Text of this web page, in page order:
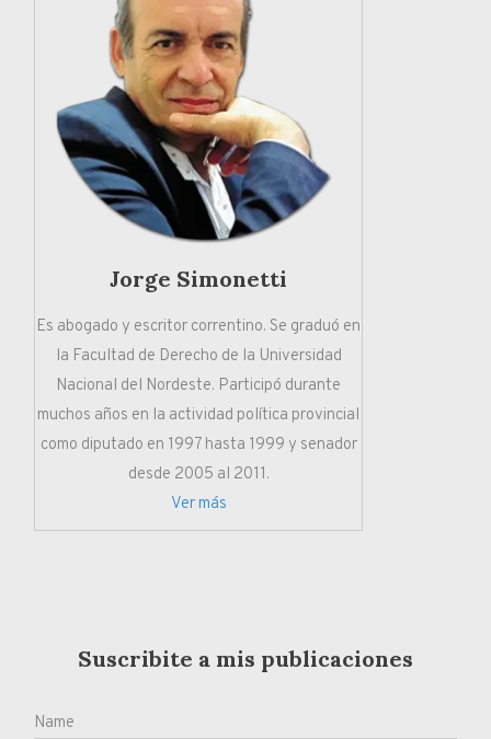
Jorge Simonetti
Es abogado y escritor correntino. Se graduó en
la Facultad de Derecho de la Universidad
Nacional del Nordeste. Participó durante
muchos años en la actividad política provincial
como diputado en 1997 hasta 1999 y senador
desde 2005 al 2011.
Ver más
Suscribite a mis publicaciones
Name